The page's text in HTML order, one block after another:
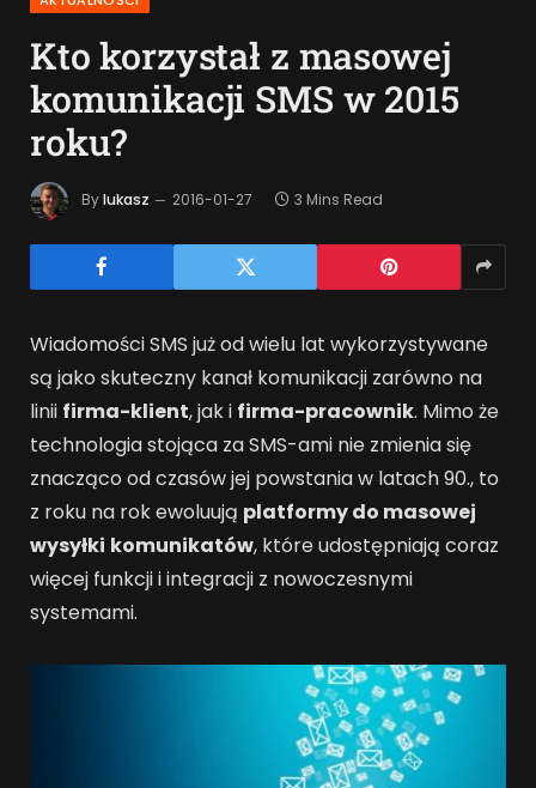
Kto korzystał z masowej
komunikacji SMS w 2015
roku?
Bylukasz 2016-01-27 3 Mins Read
Wiadomości SMS już od wielu lat wykorzystywane
są jako skuteczny kanał komunikacji zarówno na
linii firma-klient, jak i firma-pracownik. Mimo że
technologia stojąca za SMS-ami nie zmienia się
znacząco od czasów jej powstania w latach 90., to
z roku na rok ewoluują platformy do masowej
wysyłki komunikatów, które udostępniają coraz
więcej funkcji i integracji z nowoczesnymi
systemami.